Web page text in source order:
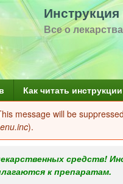
Перейти
к
Все о
Как читать инструкции
message will be
).
средств!
к препаратам.